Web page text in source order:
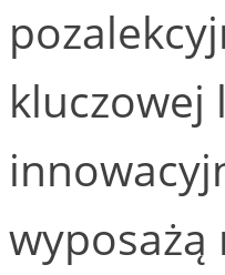
kluczowej
wyposażą